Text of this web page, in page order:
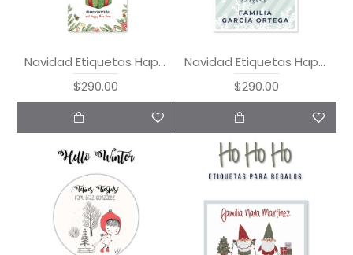
Navidad Etiquetas Happy Christmas
$290.00
Navidad Etiquetas Happy Holidays
$290.00